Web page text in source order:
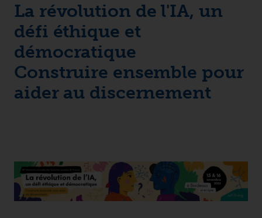
La révolution de l'IA, un
défi éthique et
démocratique
Construire ensemble pour
aider au discernement